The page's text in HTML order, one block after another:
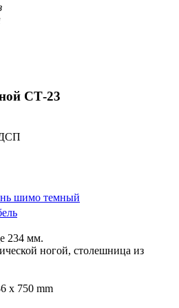
СТ-23
шимо темный
234 мм.
ногой, столешница из
x 750 mm